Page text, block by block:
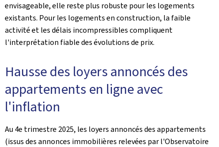
envisageable, elle reste plus robuste pour les logements
existants. Pour les logements en construction, la faible
activité et les délais incompressibles compliquent
l'interprétation fiable des évolutions de prix.
Hausse des loyers annoncés des
appartements en ligne avec
l'inflation
Au 4e trimestre 2025, les loyers annoncés des appartements
(issus des annonces immobilières relevées par l'Observatoire